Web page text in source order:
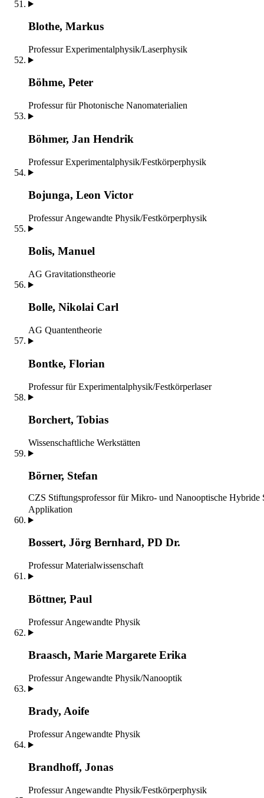
Blothe, Markus
Professur Experimentalphysik/Laserphysik
Böhme, Peter
Professur für Photonische Nanomaterialien
Böhmer, Jan Hendrik
Professur Experimentalphysik/Festkörperphysik
Bojunga, Leon Victor
Professur Angewandte Physik/Festkörperphysik
Bolis, Manuel
AG Gravitationstheorie
Bolle, Nikolai Carl
AG Quantentheorie
Bontke, Florian
Professur für Experimentalphysik/Festkörperlaser
Borchert, Tobias
Wissenschaftliche Werkstätten
Börner, Stefan
CZS Stiftungsprofessor für Mikro- und Nanooptische Hybride
Applikation
Bossert, Jörg Bernhard, PD Dr.
Professur Materialwissenschaft
Böttner, Paul
Professur Angewandte Physik
Braasch, Marie Margarete Erika
Professur Angewandte Physik/Nanooptik
Brady, Aoife
Professur Angewandte Physik
Brandhoff, Jonas
Professur Angewandte Physik/Festkörperphysik